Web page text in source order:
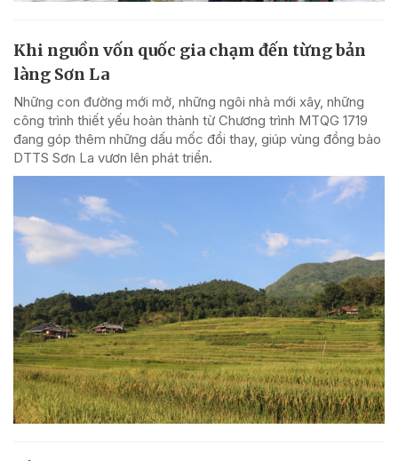
Khi nguồn vốn quốc gia chạm đến từng bản
làng Sơn La
Những con đường mới mở, những ngôi nhà mới xây, những
công trình thiết yếu hoàn thành từ Chương trình MTQG 1719
đang góp thêm những dấu mốc đổi thay, giúp vùng đồng bào
DTTS Sơn La vươn lên phát triển.